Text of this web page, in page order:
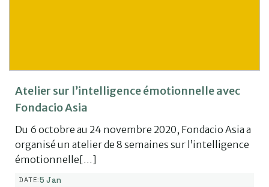
Atelier sur l’intelligence émotionnelle avec
Fondacio Asia
Du 6 octobre au 24 novembre 2020, Fondacio Asia a
organisé un atelier de 8 semaines sur l’intelligence
émotionnelle[…]
DATE:5 Jan